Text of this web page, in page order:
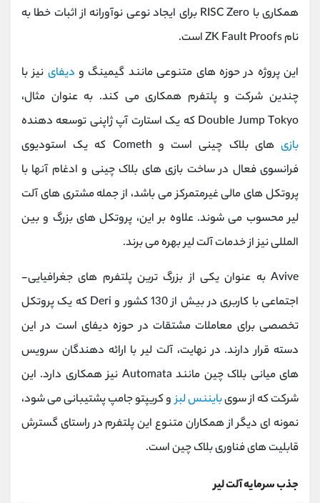
همکاری با RISC Zero برای ایجاد نوعی نوآورانه از اثبات خطا به
نام ZK Fault Proofs است.
این پروژه در حوزه‌ های متنوعی مانند گیمینگ و دیفای نیز با
چندین شرکت و پلتفرم همکاری می کند. به ‌عنوان مثال،
Double Jump Tokyo که یک استارت ‌آپ ژاپنی توسعه ‌دهنده
بازی
‌های بلاک ‌چینی است و Cometh که یک استودیوی
فرانسوی فعال در ساخت بازی ‌های بلاک ‌چینی و ادغام آ‌نها با
پروتکل‌ های مالی غیرمتمرکز می‌ باشد، از جمله مشتری ‌های آلت
‌لیر محسوب می ‌شوند. علاوه بر این، پروتکل‌ های بزرگ و بین
‌المللی نیز از خدمات آلت ‌لیر بهره می ‌برند.
Avive به ‌عنوان یکی از بزرگ ‌ترین پلتفرم ‌های جغرافیایی-
اجتماعی با کاربری در بیش از 130 کشور و Deri که یک پروتکل
تخصصی برای معاملات مشتقات در حوزه دیفای است در این
دسته قرار دارند. در نهایت، آلت ‌لیر با ارائه ‌دهندگان سرویس
‌های میانی بلاک ‌چین مانند Automata نیز همکاری دارد. این
شرکت که از سویبایننس ‌لبزو کریپتو جامپ پشتیبانی می ‌شود،
نمونه ‌ای دیگر از همکاران متنوع این پلتفرم در راستای گسترش
قابلیت ‌های فناوری بلاک‌ چین است.
جذب سرمایه آلت لیر